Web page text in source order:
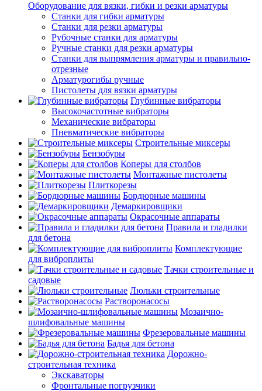
Оборудование для вязки, гибки и резки арматуры
Станки для гибки арматуры
Станки для резки арматуры
Рубочные станки для арматуры
Ручные станки для резки арматуры
Станки для выпрямления арматуры и правильно-
отрезные
Арматурогибы ручные
Пистолеты для вязки арматуры
Глубинные вибраторы
Высокочастотные вибраторы
Механические вибраторы
Пневматические вибраторы
Строительные миксеры
Бензобуры
Коперы для столбов
Монтажные пистолеты
Плиткорезы
Бордюрные машины
Демаркировщики
Окрасочные аппараты
Правила и гладилки
для бетона
Комплектующие
для виброплиты
Тачки строительные и
садовые
Люльки строительные
Растворонасосы
Мозаично-
шлифовальные машины
Фрезеровальные машины
Бадья для бетона
Дорожно-
строительная техника
Экскаваторы
Фронтальные погрузчики